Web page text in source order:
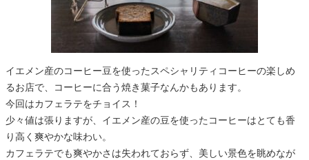
イエメン産のコーヒー豆を使ったスペシャリティコーヒーの楽しめ
るお店で、コーヒーに合う焼き菓子なんかもあります。
今回はカフェラテをチョイス！
少々値は張りますが、イエメン産の豆を使ったコーヒーはとても香
り高く爽やかな味わい。
カフェラテでも爽やかさは失われておらず、美しい景色を眺めなが